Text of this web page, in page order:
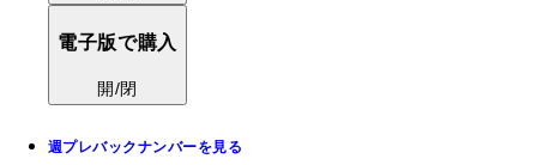
電子版で購入
開/閉
週プレバックナンバーを見る